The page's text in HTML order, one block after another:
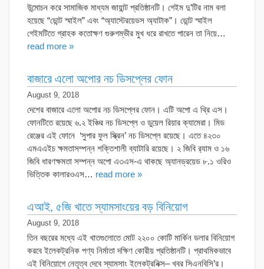
উন্মোচন করে সামাজিক মাধ্যম জায়ান্ট প্রতিষ্ঠানটি। গেইম দু’টির নাম বলা
হয়েছে “ডোন্ট স্মাইল” এবং “অ্যাস্টেরয়েডস অ্যাটাক”। ডোন্ট স্মাইল
গেইমটিতে গ্রাহক কতোক্ষণ গুরুগম্ভীর মুখ ধরে রাখতে পারেন তা নিয়ে…
read more »
বাজারে এলো অপোর নচ ডিসপ্লের ফোন
August 9, 2018
দেশের বাজারে এলো অপোর নচ ডিসপ্লের ফোন। এটি অপো এ থ্রি এস।
ফোনটিতে রয়েছে ৬.২ ইঞ্চির নচ ডিসপ্লে ও ডুয়েল রিয়ার ক্যামেরা। মিড
রেঞ্জের এই ফোনে ‘সুপার ফুল স্ক্রিন’ নচ ডিসপ্লে রয়েছে। এতে ৪২৩০
এমএএইচ ক্ষমতাসম্পন্ন শক্তিশালী ব্যাটারি রয়েছে। ২ জিবি র‌্যাম ও ১৬
জিবি ধারণক্ষমতা সম্পন্ন অপো এ৩এস-এ থাকছে অ্যানড্রয়েড ৮.১ ওরিও
ভিত্তিক কালারওএস… read more »
এআই, ৫জি খাতে স্যামসাংয়ের বড় বিনিয়োগ
August 9, 2018
তিন বছরের মধ্যে এই খাতগুলোতে মোট ২২০০ কোটি মার্কিন ডলার বিনিয়োগ
করবে ইলেকট্রনিক পণ্য নির্মাতা দক্ষিণ কোরীয় প্রতিষ্ঠানটি। প্রাথমিকভাবে
এই বিনিয়োগে নেতৃত্ব দেবে স্যামসাং ইলেকট্রনিক্স– খবর সিএনবিসি’র।